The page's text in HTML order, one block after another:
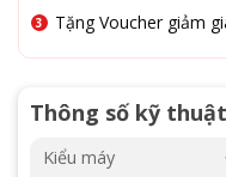
Tặng Voucher giảm
Thông số kỹ thuật
Kiểu máy